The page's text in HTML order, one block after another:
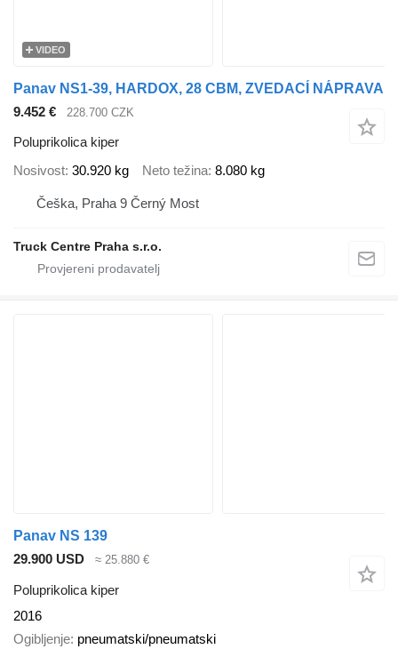
VIDEO
Panav NS1-39, HARDOX, 28 CBM, ZVEDACÍ NÁPRAVA
9.452 €
228.700 CZK
Poluprikolica kiper
Nosivost 30.920 kg Neto težina 8.080 kg
Češka, Praha 9 Černý Most
Truck Centre Praha s.r.o.
Panav NS 139
29.900 USD
≈ 25.880 €
Poluprikolica kiper
2016
Ogibljenje pneumatski/pneumatski